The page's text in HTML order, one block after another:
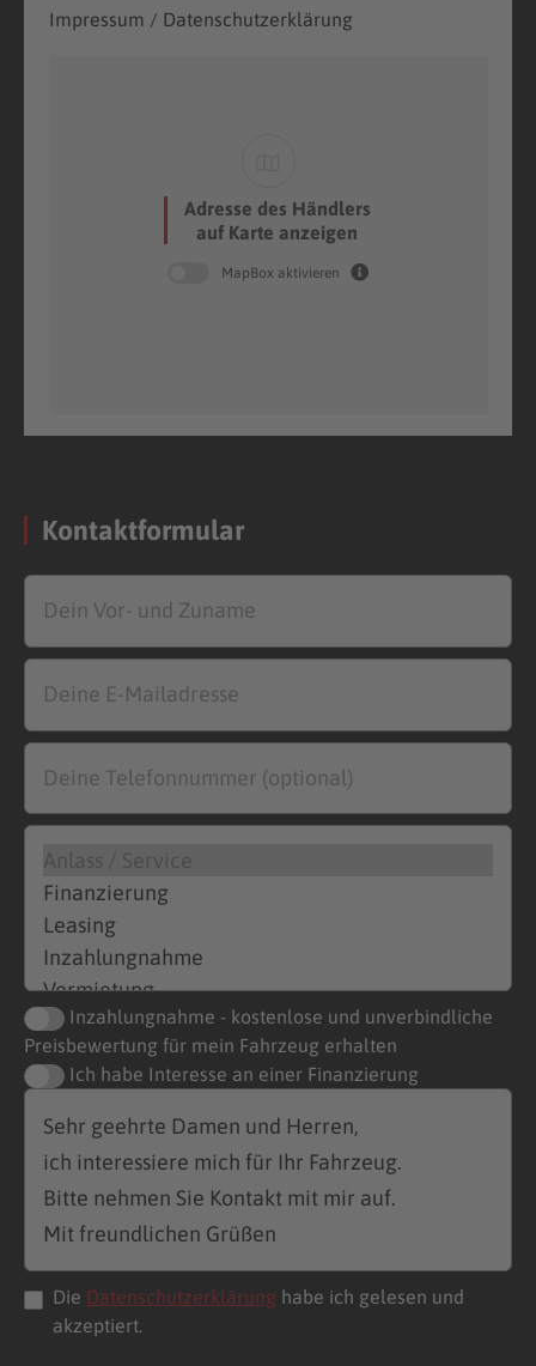
Impressum / Datenschutzerklärung
Adresse des Händlers
auf Karte anzeigen
MapBox aktivieren
Kontaktformular
Inzahlungnahme - kostenlose und unverbindliche
Preisbewertung für mein Fahrzeug erhalten
Ich habe Interesse an einer Finanzierung
Die Datenschutzerklärung habe ich gelesen und
akzeptiert.